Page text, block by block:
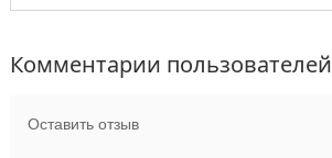
Комментарии пользователей
Оставить отзыв